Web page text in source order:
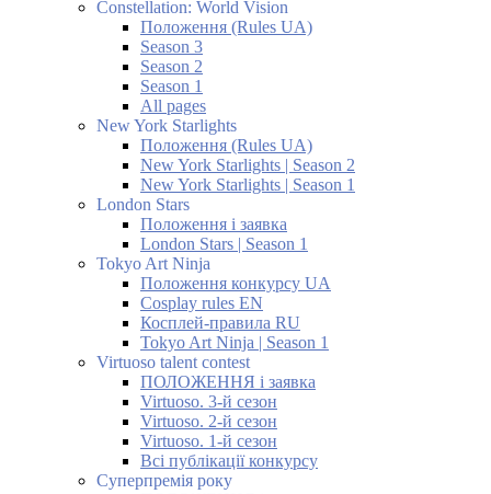
Constellation: World Vision
Положення (Rules UA)
Season 3
Season 2
Season 1
All pages
New York Starlights
Положення (Rules UA)
New York Starlights | Season 2
New York Starlights | Season 1
London Stars
Положення і заявка
London Stars | Season 1
Tokyo Art Ninja
Положення конкурсу UA
Cosplay rules EN
Косплей-правила RU
Tokyo Art Ninja | Season 1
Virtuoso talent contest
ПОЛОЖЕННЯ і заявка
Virtuoso. 3-й сезон
Virtuoso. 2-й сезон
Virtuoso. 1-й сезон
Всі публікації конкурсу
Суперпремія року